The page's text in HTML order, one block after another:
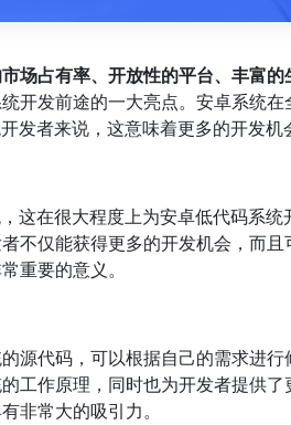
场占有率、开放性的平台、丰富
开发前途的一大亮点。安卓系统
者来说，这意味着更多的开发机
这在很大程度上为安卓低代码系
不仅能获得更多的开发机会，而
重要的意义。
源代码，可以根据自己的需求进
工作原理，同时也为开发者提供
非常大的吸引力。